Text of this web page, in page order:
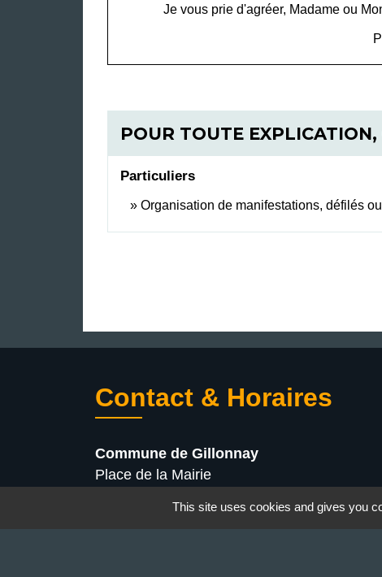
Je vous prie d'agréer, Madame ou
POUR TOUTE
Particuliers
Organisation de manifestations, défilés
Contact & Horaires
Commune de Gillonnay
Place de la Mairie
+33 4 74 20 53 44
This site uses cookies and gives you